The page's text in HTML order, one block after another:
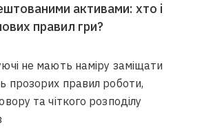
активами: хто і
правил гри?
не мають наміру заміщати
прозорих правил роботи,
та чіткого розподілу